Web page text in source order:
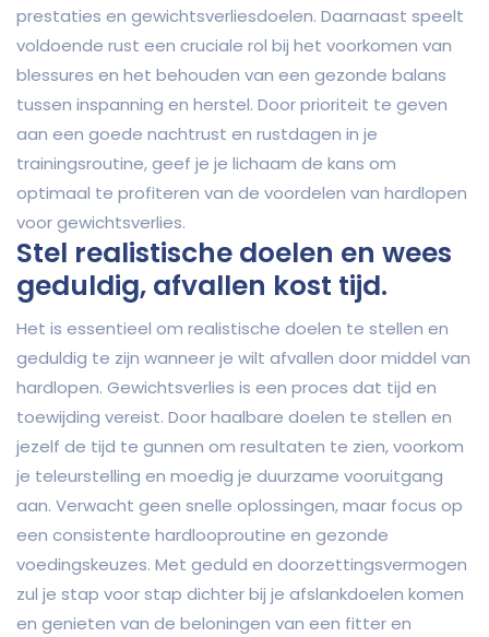
prestaties en gewichtsverliesdoelen. Daarnaast speelt
voldoende rust een cruciale rol bij het voorkomen van
blessures en het behouden van een gezonde balans
tussen inspanning en herstel. Door prioriteit te geven
aan een goede nachtrust en rustdagen in je
trainingsroutine, geef je je lichaam de kans om
optimaal te profiteren van de voordelen van hardlopen
voor gewichtsverlies.
Stel realistische doelen en wees
geduldig, afvallen kost tijd.
Het is essentieel om realistische doelen te stellen en
geduldig te zijn wanneer je wilt afvallen door middel van
hardlopen. Gewichtsverlies is een proces dat tijd en
toewijding vereist. Door haalbare doelen te stellen en
jezelf de tijd te gunnen om resultaten te zien, voorkom
je teleurstelling en moedig je duurzame vooruitgang
aan. Verwacht geen snelle oplossingen, maar focus op
een consistente hardlooproutine en gezonde
voedingskeuzes. Met geduld en doorzettingsvermogen
zul je stap voor stap dichter bij je afslankdoelen komen
en genieten van de beloningen van een fitter en